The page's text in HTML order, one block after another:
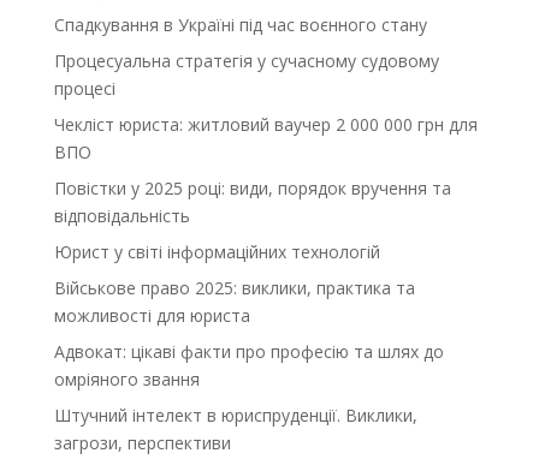
Спадкування в Україні під час воєнного стану
Процесуальна стратегія у сучасному судовому
процесі
Чекліст юриста: житловий ваучер 2 000 000 грн для
ВПО
Повістки у 2025 році: види, порядок вручення та
відповідальність
Юрист у світі інформаційних технологій
Військове право 2025: виклики, практика та
можливості для юриста
Адвокат: цікаві факти про професію та шлях до
омріяного звання
Штучний інтелект в юриспруденції. Виклики,
загрози, перспективи